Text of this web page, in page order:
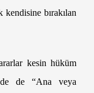
bırakılan
kesin hüküm
de “Ana veya